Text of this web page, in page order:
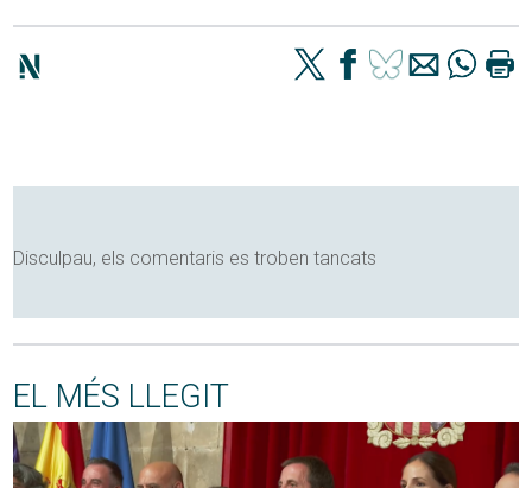
Disculpau, els comentaris es troben tancats
EL MÉS LLEGIT